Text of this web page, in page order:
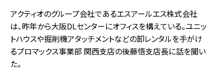
アクティオのグループ会社であるエスアールエス株式会社
は、昨年から大阪DLセンターにオフィスを構えている。ユニッ
トハウスや掘削機アタッチメントなどの卸レンタルを手がけ
るプロマックス事業部 関西支店の後藤悟支店長に話を聞い
た。